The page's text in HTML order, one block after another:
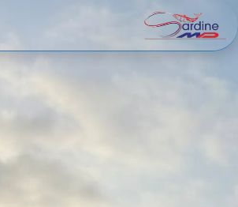
تخطي للذهاب إلى المحتوى